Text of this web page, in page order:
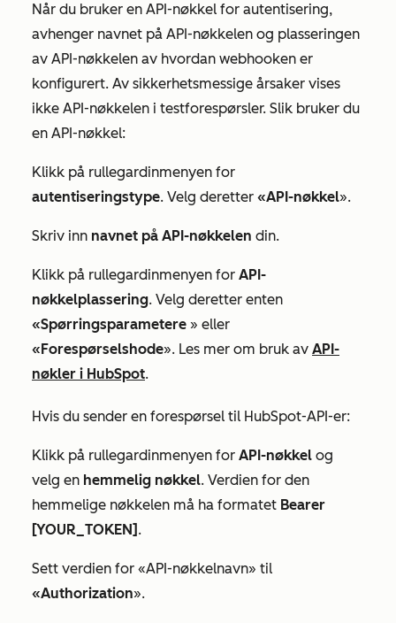
Når du bruker en API-nøkkel for autentisering,
avhenger navnet på API-nøkkelen og plasseringen
av API-nøkkelen av hvordan webhooken er
konfigurert. Av sikkerhetsmessige årsaker vises
ikke API-nøkkelen i testforespørsler. Slik bruker du
en API-nøkkel:
Klikk på rullegardinmenyen for
autentiseringstype. Velg deretter «API-nøkkel».
Skriv inn navnet på API-nøkkelen din.
Klikk på rullegardinmenyen for API-
nøkkelplassering. Velg deretter enten
«Spørringsparametere » eller
«Forespørselshode». Les mer om bruk av API-
nøkler i HubSpot.
Hvis du sender en forespørsel til HubSpot-API-er:
Klikk på rullegardinmenyen for API-nøkkel og
velg en hemmelig nøkkel. Verdien for den
hemmelige nøkkelen må ha formatet Bearer
[YOUR_TOKEN] .
Sett verdien for «API-nøkkelnavn» til
«Authorization».